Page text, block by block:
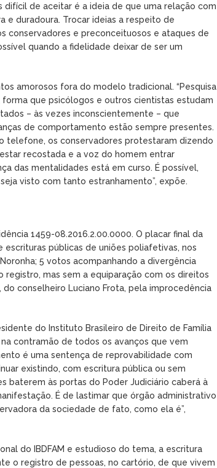
difícil de aceitar é a ideia de que uma relação com
e duradoura. Trocar ideias a respeito de
conservadores e preconceituosos e ataques de
quando a fidelidade deixar de ser um
amorosos fora do modelo tradicional. “Pesquisa
forma que psicólogos e outros cientistas estudam
– às vezes inconscientemente – que
de comportamento estão sempre presentes.
telefone, os conservadores protestaram dizendo
recostada e a voz do homem entrar
das mentalidades está em curso. É possível,
visto com tanto estranhamento”, expõe.
1459-08.2016.2.00.0000. O placar final da
públicas de uniões poliafetivas, nos
5 votos acompanhando a divergência
mas sem a equiparação com os direitos
conselheiro Luciano Frota, pela improcedência
do Instituto Brasileiro de Direito de Família
na contramão de todos os avanços que vem
é uma sentença de reprovabilidade com
existindo, com escritura pública ou sem
baterem às portas do Poder Judiciário caberá à
É de lastimar que órgão administrativo
da sociedade de fato, como ela é”,
do IBDFAM e estudioso do tema, a escritura
o registro de pessoas, no cartório, de que vivem